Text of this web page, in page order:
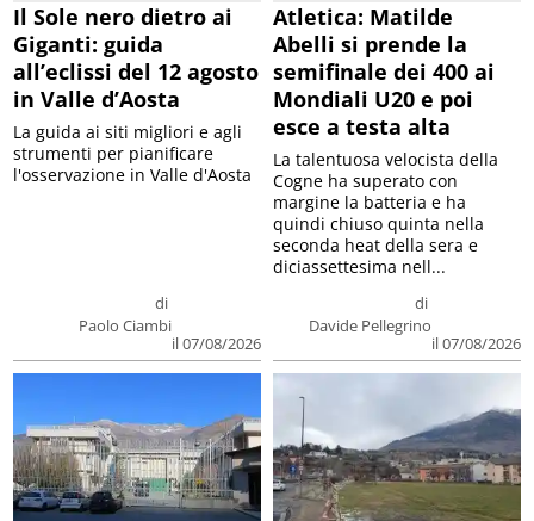
Il Sole nero dietro ai
Giganti: guida
all’eclissi del 12 agosto
in Valle d’Aosta
di
Paolo Ciambi
il 07/08/2026
La guida ai siti migliori e agli
strumenti per pianificare
l'osservazione in Valle d'Aosta
Atletica: Matilde
Abelli si prende la
semifinale dei 400 ai
Mondiali U20 e poi
esce a testa alta
di
Davide Pellegrino
il 07/08/2026
La talentuosa velocista della
Cogne ha superato con
margine la batteria e ha
quindi chiuso quinta nella
seconda heat della sera e
diciassettesima nell...